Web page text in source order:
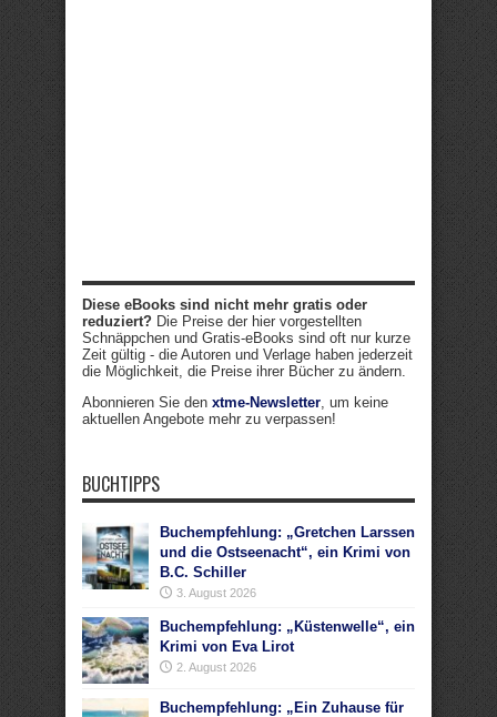
Diese eBooks sind nicht mehr gratis oder
reduziert? Die Preise der hier vorgestellten
Schnäppchen und Gratis-eBooks sind oft nur kurze
Zeit gültig - die Autoren und Verlage haben jederzeit
die Möglichkeit, die Preise ihrer Bücher zu ändern.
Abonnieren Sie den xtme-Newsletter , um keine
aktuellen Angebote mehr zu verpassen!
BUCHTIPPS
Buchempfehlung: „Gretchen Larssen
und die Ostseenacht“, ein Krimi von
B.C. Schiller
3. August 2026
Buchempfehlung: „Küstenwelle“, ein
Krimi von Eva Lirot
2. August 2026
Buchempfehlung: „Ein Zuhause für